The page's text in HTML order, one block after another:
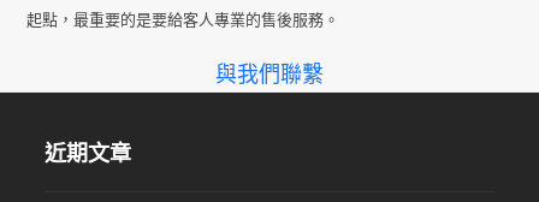
起點，最重要的是要給客人專業的售後服務。
與我們聯繫
近期文章